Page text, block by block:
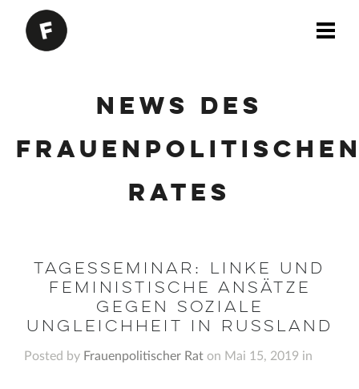
News des
Rates
Tagesseminar: Linke und
feministische Ansätze
gegen soziale
Ungleichheit in Russland
Posted by Frauenpolitischer Rat on Mai 15, 2019 in